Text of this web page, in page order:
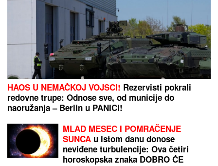
HAOS U NEMAČKOJ VOJSCI! Rezervisti pokrali
redovne trupe: Odnose sve, od municije do
naoružanja – Berlin u PANICI!
MLAD MESEC I POMRAČENJE
SUNCA u istom danu donose
neviđene turbulencije: Ova četiri
horoskopska znaka DOBRO ĆE